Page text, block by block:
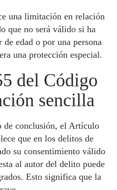
una limitación en relación
que no será válido si ha
edad o por una persona
una protección especial.
del Código
sencilla
de conclusión, el Artículo
que en los delitos de
su consentimiento válido
al autor del delito puede
Esto significa que la